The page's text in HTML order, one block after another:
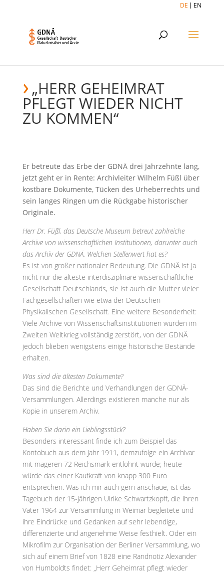
DE EN
„HERR GEHEIMRAT
PFLEGT WIEDER NICHT
ZU KOMMEN“
Er betreute das Erbe der GDNÄ drei Jahrzehnte lang,
jetzt geht er in Rente: Archivleiter Wilhelm Füßl über
kostbare Dokumente, Tücken des Urheberrechts und
sein langes Ringen um die Rückgabe historischer
Originale.
Herr Dr. Füßl, das Deutsche Museum betreut zahlreiche
Archive von wissenschaftlichen Institutionen, darunter auch
das Archiv der GDNÄ. Welchen Stellenwert hat es?
Es ist von großer nationaler Bedeutung. Die GDNÄ ist ja
nicht nur die älteste interdisziplinäre wissenschaftliche
Gesellschaft Deutschlands, sie ist auch die Mutter vieler
Fachgesellschaften wie etwa der Deutschen
Physikalischen Gesellschaft. Eine weitere Besonderheit:
Viele Archive von Wissenschaftsinstitutionen wurden im
Zweiten Weltkrieg vollständig zerstört, von der GDNÄ
jedoch blieben wenigstens einige historische Bestände
erhalten.
Was sind die ältesten Dokumente?
Das sind die Berichte und Verhandlungen der GDNÄ-
Versammlungen. Allerdings existieren manche nur als
Kopie in unserem Archiv.
Haben Sie darin ein Lieblingsstück?
Besonders interessant finde ich zum Beispiel das
Kontobuch aus dem Jahr 1911, demzufolge ein Archivar
mit mageren 72 Reichsmark entlohnt wurde; heute
würde das einer Kaufkraft von knapp 300 Euro
entsprechen. Was ich mir auch gern anschaue, ist das
Tagebuch der 15-jährigen Ulrike Schwartzkopff, die ihren
Vater 1964 zur Versammlung in Weimar begleitete und
ihre Eindrücke und Gedanken auf sehr lebendige,
differenzierte und angenehme Weise festhielt. Oder ein
Mikrofilm zur Organisation der Berliner Versammlung, wo
sich auf einem Brief von 1828 eine Randnotiz Alexander
von Humboldts findet: „Herr Geheimrat pflegt wieder